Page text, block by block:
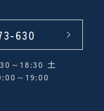
630
～18:30 土
～19:00